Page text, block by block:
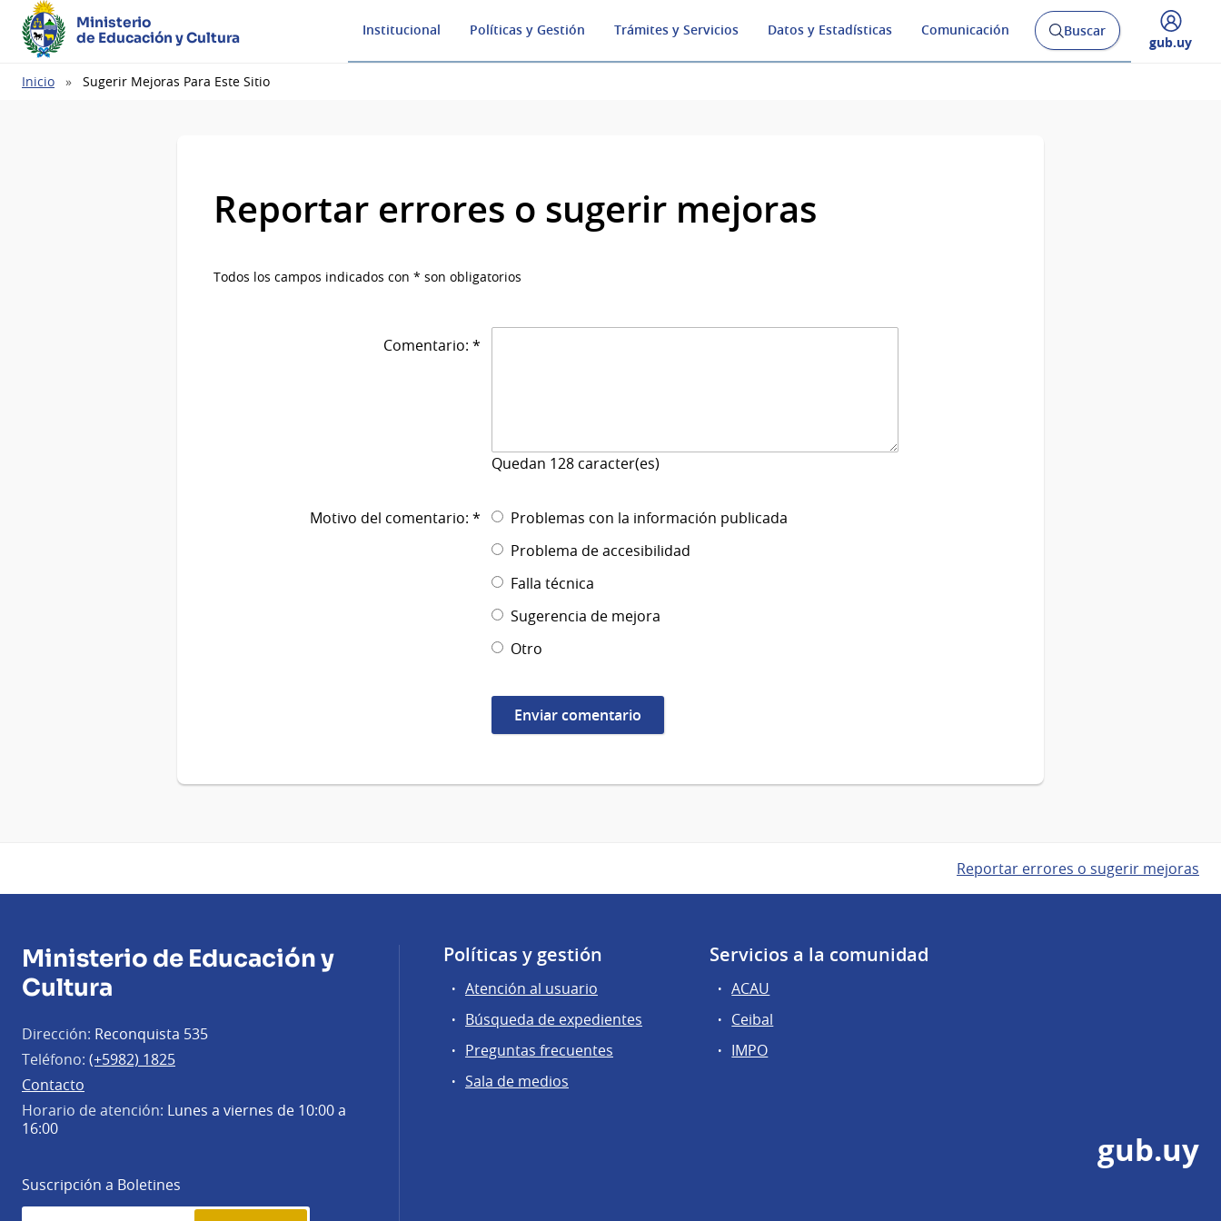
Ministerio
de Educación y Cultura
Institucional Políticas y Gestión Trámites y Servicios Datos y Estadísticas Comunicación
Abrir
buscador
Buscar
Desplegar
gub.uy
Ruta
Inicio Sugerir Mejoras Para Este Sitio
Reportar errores o sugerir mejoras
Todos los campos indicados con * son obligatorios
Comentario: *
Quedan 128 caracter(es)
Motivo del comentario: *
Problemas con la información publicada
Problema de accesibilidad
Falla técnica
Sugerencia de mejora
Otro
Reportar errores o sugerir mejoras
Ministerio de Educación y
Cultura
Dirección: Reconquista 535
Teléfono: (+5982) 1825
Contacto
Horario de atención: Lunes a viernes de 10:00 a
16:00
Suscripción a Boletines
Simplenews
Políticas y gestión
Atención al usuario
Búsqueda de expedientes
Preguntas frecuentes
Sala de medios
Servicios a la comunidad
ACAU
Ceibal
IMPO
gub.uy